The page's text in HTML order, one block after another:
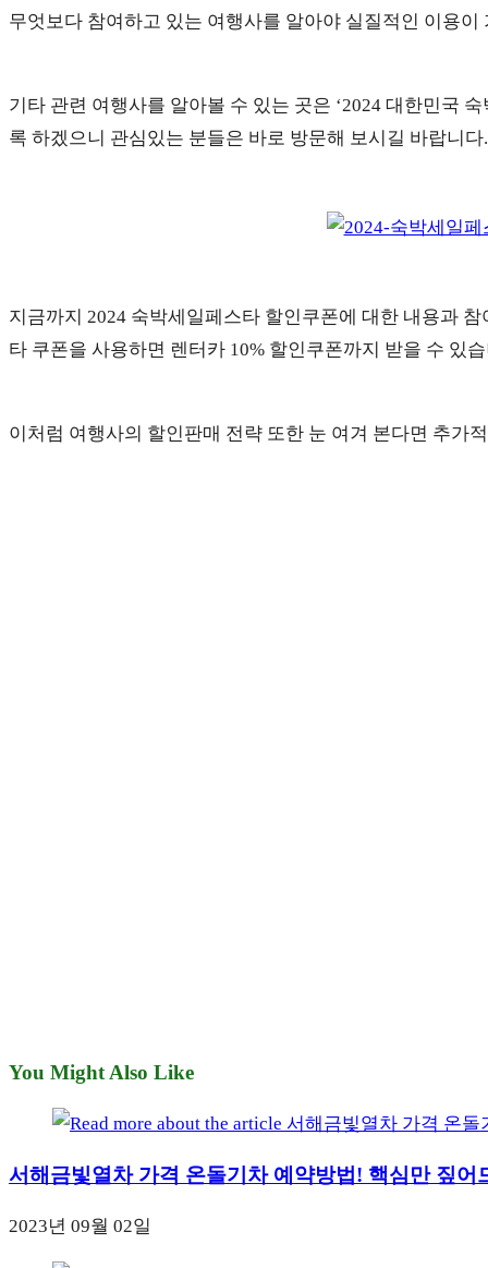
무엇보다 참여하고 있는 여행사를 알아야 실질적인 이용
기타 관련 여행사를 알아볼 수 있는 곳은 ‘2024 대한민국
록 하겠으니 관심있는 분들은 바로 방문해 보시길 바랍니다.
지금까지 2024 숙박세일페스타 할인쿠폰에 대한 내용과
타 쿠폰을 사용하면 렌터카 10% 할인쿠폰까지 받을 수 있
이처럼 여행사의 할인판매 전략 또한 눈 여겨 본다면 추가
You Might Also Like
서해금빛열차 가격 온돌기차 예약방법! 핵심만 짚어
2023년 09월 02일